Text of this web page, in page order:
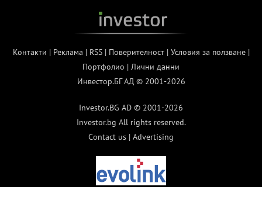
Контакти | Реклама | RSS| Поверителност| Условия за ползване|
Портфолио | Лични данни
Инвестор.БГ АД © 2001-2026
Investor.BG AD © 2001-2026
Investor.bg All rights reserved.
Contact us | Advertising